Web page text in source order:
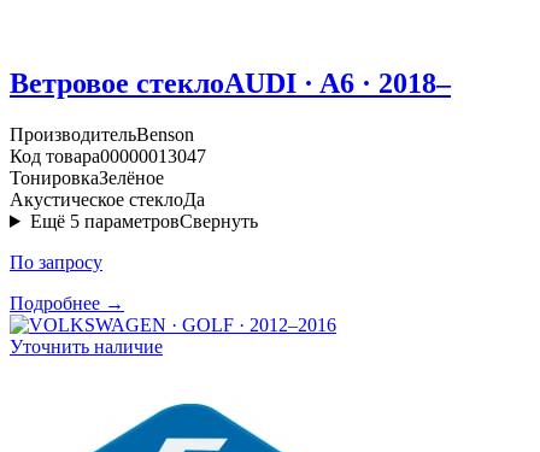
Ветровое стеклоAUDI · A6 · 2018–
ПроизводительBenson
Код товара00000013047
ТонировкаЗелёное
Акустическое стеклоДа
Ещё 5 параметровСвернуть
По запросу
Подробнее →
Уточнить наличие